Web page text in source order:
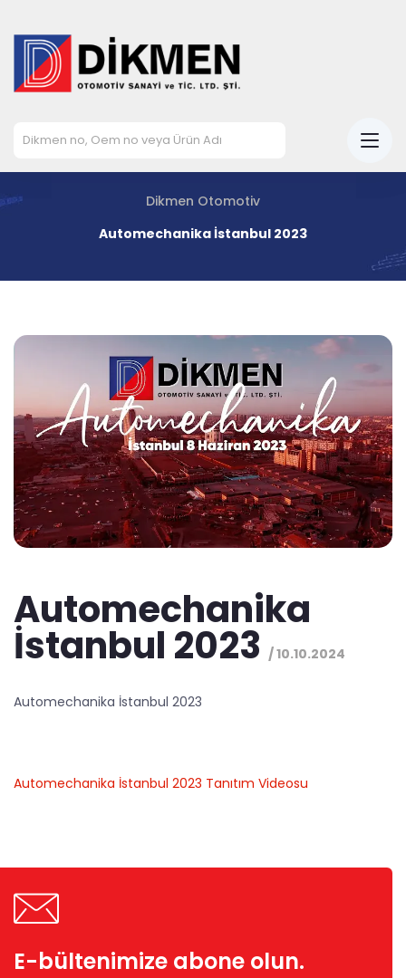
Dikmen Otomotiv
Automechanika İstanbul 2023
Automechanika
İstanbul 2023 / 10.10.2024
Automechanika İstanbul 2023
Automechanika İstanbul 2023 Tanıtım Videosu
E-bültenimize abone olun.